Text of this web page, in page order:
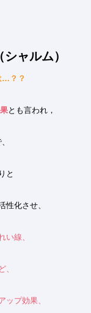
ャルム）
… ？？
とも言われ，
と
性化させ、
い線、
、
ップ効果、